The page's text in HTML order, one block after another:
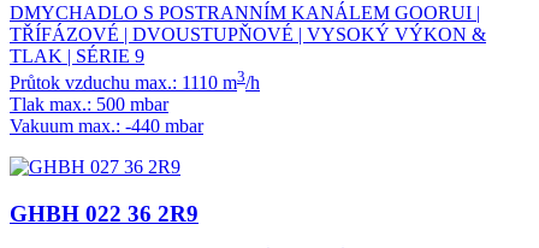
DMYCHADLO S POSTRANNÍM KANÁLEM GOORUI |
TŘÍFÁZOVÉ | DVOUSTUPŇOVÉ | VYSOKÝ VÝKON &
TLAK | SÉRIE 9
Průtok vzduchu max.: 1110 m3/h
Tlak max.: 500 mbar
Vakuum max.: -440 mbar
GHBH 022 36 2R9